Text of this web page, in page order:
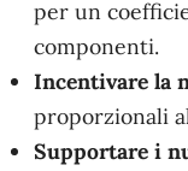
per un
componenti.
Incentivare la
proporzionali
Supportare i